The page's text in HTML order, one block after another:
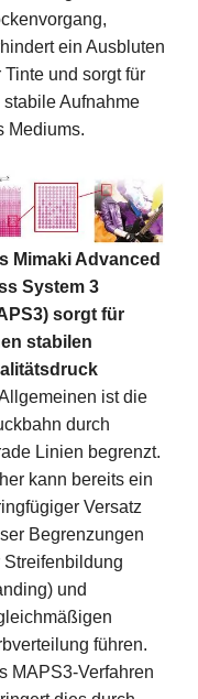
ein Ausbluten
Tinte und sorgt für
stabile Aufnahme
Mediums.
Mimaki Advanced
System 3
sorgt für
stabilen
Allgemeinen ist die
durch
Linien begrenzt.
kann bereits ein
Versatz
Begrenzungen
Streifenbildung
und
führen.
MAPS3-Verfahren